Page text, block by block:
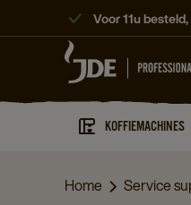
Voor 11u
KOFFIEMACHINES
Home Service